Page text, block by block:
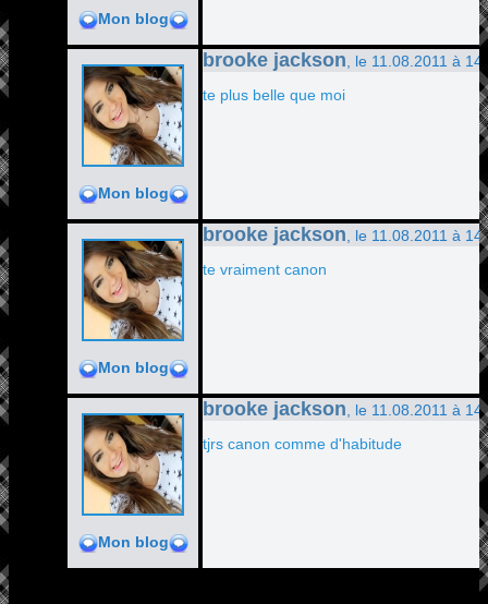
Mon blog
Mon blog
brooke jackson , le 11.08.2011 à
te plus belle que moi
Mon blog
brooke jackson , le 11.08.2011 à
te vraiment canon
Mon blog
brooke jackson , le 11.08.2011 à
tjrs canon comme d'habitude